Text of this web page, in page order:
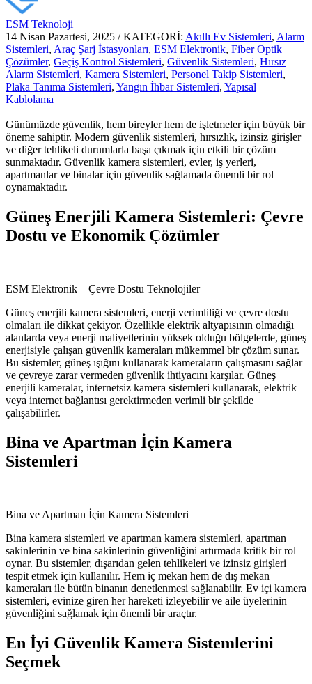
ESM Teknoloji
14 Nisan Pazartesi, 2025 / KATEGORİ: Akıllı Ev Sistemleri, Alarm
Sistemleri, Araç Şarj İstasyonları, ESM Elektronik, Fiber Optik
Çözümler, Geçiş Kontrol Sistemleri, Güvenlik Sistemleri, Hırsız
Alarm Sistemleri, Kamera Sistemleri, Personel Takip Sistemleri,
Plaka Tanıma Sistemleri, Yangın İhbar Sistemleri, Yapısal
Kablolama
Günümüzde güvenlik, hem bireyler hem de işletmeler için büyük bir
öneme sahiptir. Modern güvenlik sistemleri, hırsızlık, izinsiz girişler
ve diğer tehlikeli durumlarla başa çıkmak için etkili bir çözüm
sunmaktadır. Güvenlik kamera sistemleri, evler, iş yerleri,
apartmanlar ve binalar için güvenlik sağlamada önemli bir rol
oynamaktadır.
Güneş Enerjili Kamera Sistemleri: Çevre
Dostu ve Ekonomik Çözümler
ESM Elektronik – Çevre Dostu Teknolojiler
Güneş enerjili kamera sistemleri, enerji verimliliği ve çevre dostu
olmaları ile dikkat çekiyor. Özellikle elektrik altyapısının olmadığı
alanlarda veya enerji maliyetlerinin yüksek olduğu bölgelerde, güneş
enerjisiyle çalışan güvenlik kameraları mükemmel bir çözüm sunar.
Bu sistemler, güneş ışığını kullanarak kameraların çalışmasını sağlar
ve çevreye zarar vermeden güvenlik ihtiyacını karşılar. Güneş
enerjili kameralar, internetsiz kamera sistemleri kullanarak, elektrik
veya internet bağlantısı gerektirmeden verimli bir şekilde
çalışabilirler.
Bina ve Apartman İçin Kamera
Sistemleri
Bina ve Apartman İçin Kamera Sistemleri
Bina kamera sistemleri ve apartman kamera sistemleri, apartman
sakinlerinin ve bina sakinlerinin güvenliğini artırmada kritik bir rol
oynar. Bu sistemler, dışarıdan gelen tehlikeleri ve izinsiz girişleri
tespit etmek için kullanılır. Hem iç mekan hem de dış mekan
kameraları ile bütün binanın denetlenmesi sağlanabilir. Ev içi kamera
sistemleri, evinize giren her hareketi izleyebilir ve aile üyelerinin
güvenliğini sağlamak için önemli bir araçtır.
En İyi Güvenlik Kamera Sistemlerini
Seçmek